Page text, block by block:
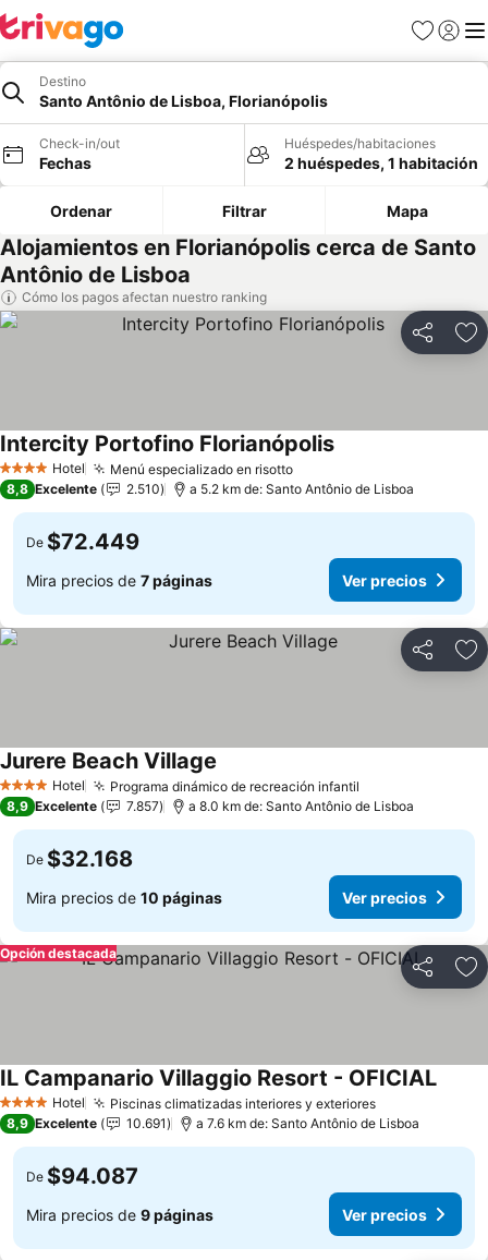
Favoritos
Iniciar
Destino
Santo Antônio de Lisboa, Florianópolis
Check-in/out
Fechas
Huéspedes/habitaciones
2 huéspedes, 1 habitación
Ordenar Filtrar Mapa
Alojamientos en Florianópolis cerca de Santo
Antônio de Lisboa
Cómo los pagos afectan nuestro ranking
Compartir
4 EstrellasHotel Menú especializado en risottoVer precios
Intercity Portofino FlorianópolisVer precios
8,8 Excelente 2.510 a 5.2 km de: Santo Antônio de Lisboa
De $72.449
Mira precios de 7 páginas Ver precios
Compartir
4 EstrellasHotel Programa dinámico de recreación infantil
Jurere Beach Village
8,9 Excelente 7.857 a 8.0 km de: Santo Antônio de Lisboa
De $32.168
Mira precios de 10 páginas Ver precios
Compartir
Opción destacada
4 EstrellasHotel Piscinas climatizadas interiores y exterioresVer precios
IL Campanario Villaggio Resort - OFICIALVer
8,9 Excelente 10.691 a 7.6 km de: Santo Antônio de Lisboa
De $94.087
Mira precios de 9 páginas Ver precios